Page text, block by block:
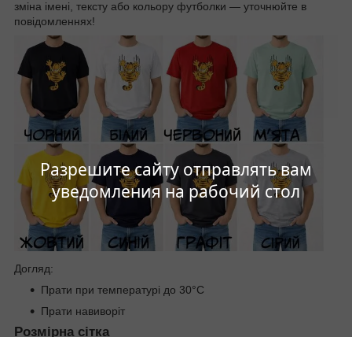
Разрешите сайту отправлять вам
уведомления на рабочий стол
зміна імені, тексту або кольору футболки — уточнюйте в
повідомленнях!
Догляд:
Прати при температурі до 30°C
Прати навиворіт
Розмірна сітка